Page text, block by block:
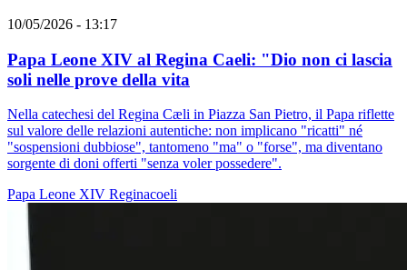
10/05/2026 - 13:17
Papa Leone XIV al Regina Caeli: "Dio non ci lascia
soli nelle prove della vita
Nella catechesi del Regina Cæli in Piazza San Pietro, il Papa riflette
sul valore delle relazioni autentiche: non implicano "ricatti" né
"sospensioni dubbiose", tantomeno "ma" o "forse", ma diventano
sorgente di doni offerti "senza voler possedere".
Papa Leone XIV Reginacoeli